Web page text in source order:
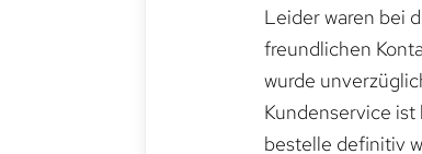
Leider waren bei
freundlichen
wurde
Kundenservice
bestelle definitiv